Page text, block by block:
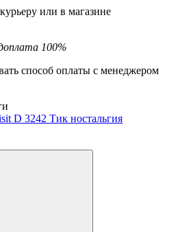
или в магазине
100%
способ оплаты с менеджером